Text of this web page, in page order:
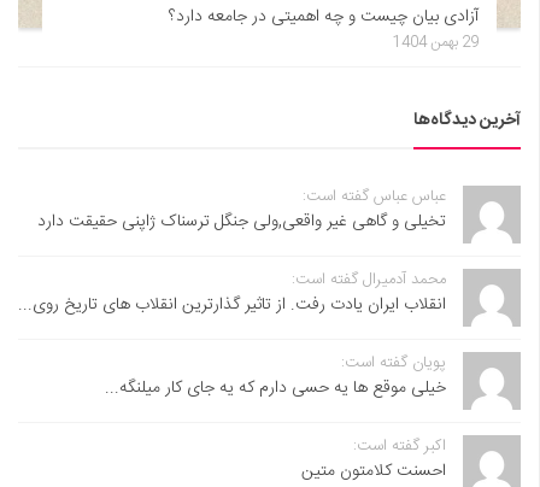
آزادی بیان چیست و چه اهمیتی در جامعه دارد؟
29 بهمن 1404
آخرین دیدگاه‌ها
عباس عباس گفته است:
تخیلی و گاهی غیر واقعی,ولی جنگل ترسناک ژاپنی حقیقت دارد
محمد آدمیرال گفته است:
انقلاب ایران یادت رفت. از تاثیر گذارترین انقلاب های تاریخ روی...
پویان گفته است:
خیلی موقع ها یه حسی دارم که یه جای کار میلنگه...
اکبر گفته است:
احسنت ‌کلامتون متین